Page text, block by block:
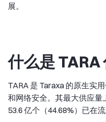
展。
什么是 TARA
TARA 是 Taraxa 的原生实
和网络安全。其最大供应量
53.6 亿个（44.68%）已在